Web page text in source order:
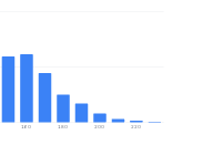
160 180 200 220